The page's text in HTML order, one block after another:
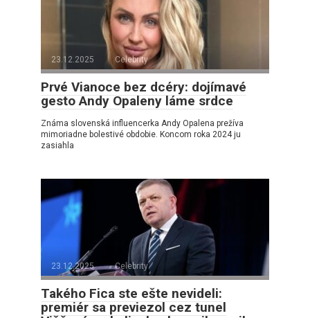
23.12.2025 Celebrity
Prvé Vianoce bez dcéry: dojímavé
gesto Andy Opaleny láme srdce
Známa slovenská influencerka Andy Opalena prežíva
mimoriadne bolestivé obdobie. Koncom roka 2024 ju
zasiahla
23.12.2025 Celebrity
Takého Fica ste ešte nevideli:
premiér sa previezol cez tunel